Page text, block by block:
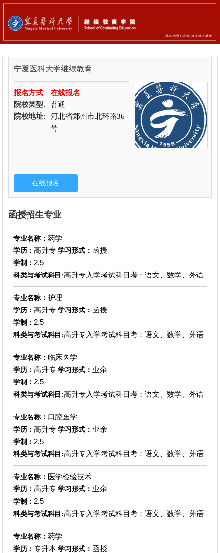
宁夏医科大学继续教育
报名方式
在线报名
院校类型:
普通
院校地址:
河北省郑州市北环路36
号
函授招生专业
专业名称： 药学
学历： 高升专 学习形式： 函授
学制： 2.5
科类与考试科目:高升专入学考试科目考：语文、数学、外语
专业名称： 护理
学历： 高升专 学习形式： 函授
学制： 2.5
科类与考试科目:高升专入学考试科目考：语文、数学、外语
专业名称： 临床医学
学历： 高升专 学习形式： 业余
学制： 2.5
科类与考试科目:高升专入学考试科目考：语文、数学、外语
专业名称： 口腔医学
学历： 高升专 学习形式： 业余
学制： 2.5
科类与考试科目:高升专入学考试科目考：语文、数学、外语
专业名称： 医学检验技术
学历： 高升专 学习形式： 业余
学制： 2.5
科类与考试科目:高升专入学考试科目考：语文、数学、外语
专业名称： 药学
学历： 专升本 学习形式： 函授